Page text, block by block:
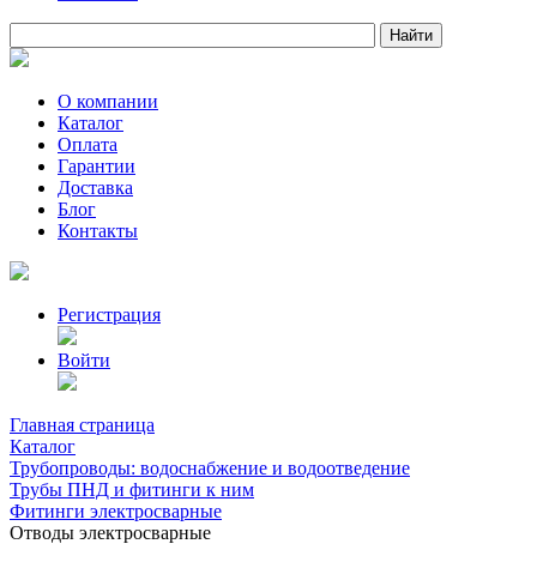
О компании
Каталог
Оплата
Гарантии
Доставка
Блог
Контакты
Регистрация
Войти
Главная страница
Каталог
Трубопроводы: водоснабжение и водоотведение
Трубы ПНД и фитинги к ним
Фитинги электросварные
Отводы электросварные